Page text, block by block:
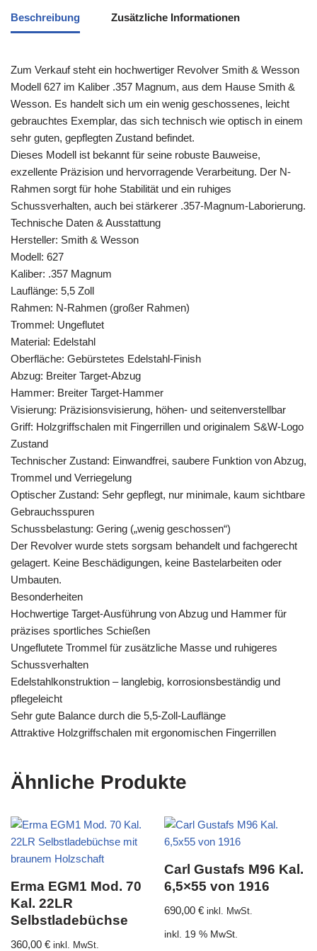
Beschreibung Zusätzliche Informationen
Zum Verkauf steht ein hochwertiger Revolver Smith & Wesson
Modell 627 im Kaliber .357 Magnum, aus dem Hause Smith &
Wesson. Es handelt sich um ein wenig geschossenes, leicht
gebrauchtes Exemplar, das sich technisch wie optisch in einem
sehr guten, gepflegten Zustand befindet.
Dieses Modell ist bekannt für seine robuste Bauweise,
exzellente Präzision und hervorragende Verarbeitung. Der N-
Rahmen sorgt für hohe Stabilität und ein ruhiges
Schussverhalten, auch bei stärkerer .357-Magnum-Laborierung.
Technische Daten & Ausstattung
Hersteller: Smith & Wesson
Modell: 627
Kaliber: .357 Magnum
Lauflänge: 5,5 Zoll
Rahmen: N-Rahmen (großer Rahmen)
Trommel: Ungeflutet
Material: Edelstahl
Oberfläche: Gebürstetes Edelstahl-Finish
Abzug: Breiter Target-Abzug
Hammer: Breiter Target-Hammer
Visierung: Präzisionsvisierung, höhen- und seitenverstellbar
Griff: Holzgriffschalen mit Fingerrillen und originalem S&W-Logo
Zustand
Technischer Zustand: Einwandfrei, saubere Funktion von Abzug,
Trommel und Verriegelung
Optischer Zustand: Sehr gepflegt, nur minimale, kaum sichtbare
Gebrauchsspuren
Schussbelastung: Gering („wenig geschossen“)
Der Revolver wurde stets sorgsam behandelt und fachgerecht
gelagert. Keine Beschädigungen, keine Bastelarbeiten oder
Umbauten.
Besonderheiten
Hochwertige Target-Ausführung von Abzug und Hammer für
präzises sportliches Schießen
Ungeflutete Trommel für zusätzliche Masse und ruhigeres
Schussverhalten
Edelstahlkonstruktion – langlebig, korrosionsbeständig und
pflegeleicht
Sehr gute Balance durch die 5,5-Zoll-Lauflänge
Attraktive Holzgriffschalen mit ergonomischen Fingerrillen
Ähnliche Produkte
Erma EGM1 Mod. 70
Kal. 22LR
Selbstladebüchse
360,00 € inkl. MwSt.
Carl Gustafs M96 Kal.
6,5×55 von 1916
690,00€ inkl. MwSt.
inkl. 19 % MwSt.